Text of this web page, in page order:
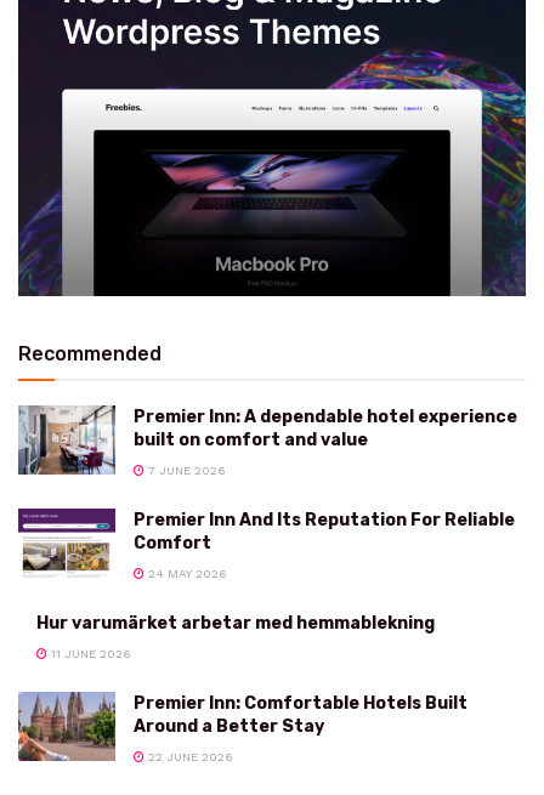
Recommended
Premier Inn: A dependable hotel experience
built on comfort and value
7 JUNE 2026
Premier Inn And Its Reputation For Reliable
Comfort
24 MAY 2026
Hur varumärket arbetar med hemmablekning
11 JUNE 2026
Premier Inn: Comfortable Hotels Built
Around a Better Stay
22 JUNE 2026